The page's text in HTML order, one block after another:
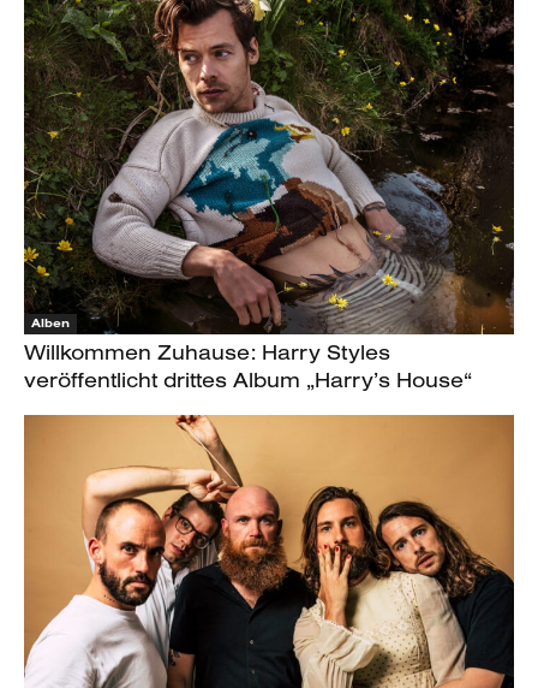
Alben
Willkommen Zuhause: Harry Styles
veröffentlicht drittes Album „Harry’s House“